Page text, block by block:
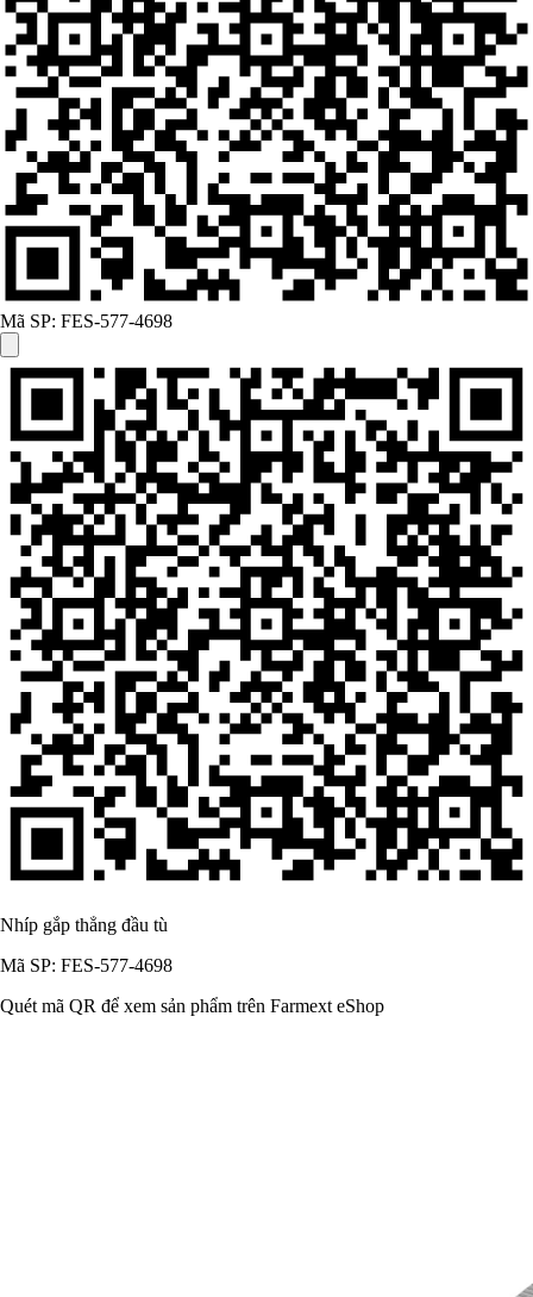
Mã SP: FES-577-4698
Nhíp gắp thẳng đầu tù
Mã SP: FES-577-4698
Quét mã QR để xem sản phẩm trên Farmext eShop